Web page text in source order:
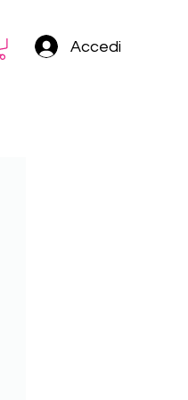
Accedi